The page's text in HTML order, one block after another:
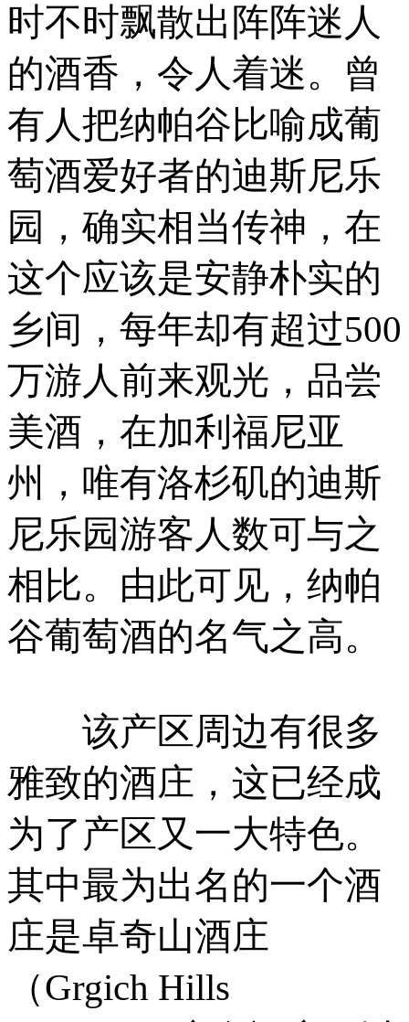
时不时飘散出阵阵迷人
的酒香，令人着迷。曾
有人把纳帕谷比喻成葡
萄酒爱好者的迪斯尼乐
园，确实相当传神，在
这个应该是安静朴实的
乡间，每年却有超过500
万游人前来观光，品尝
美酒，在加利福尼亚
州，唯有洛杉矶的迪斯
尼乐园游客人数可与之
相比。由此可见，纳帕
谷葡萄酒的名气之高。
该产区周边有很多
雅致的酒庄，这已经成
为了产区又一大特色。
其中最为出名的一个酒
庄是卓奇山酒庄
（Grgich Hills